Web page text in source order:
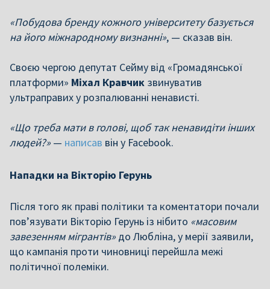
«Побудова бренду кожного університету базується
на його міжнародному визнанні», — сказав він.
Своєю чергою депутат Сейму від «Громадянської
платформи» Міхал Кравчик звинуватив
ультраправих у розпалюванні ненависті.
«Що треба мати в голові, щоб так ненавидіти інших
людей?» — написав він у Facebook.
Нападки на Вікторію Герунь
Після того як праві політики та коментатори почали
пов’язувати Вікторію Герунь із нібито «масовим
завезенням мігрантів» до Любліна, у мерії заявили,
що кампанія проти чиновниці перейшла межі
політичної полеміки.